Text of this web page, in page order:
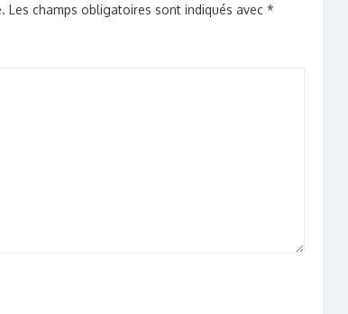
Les champs obligatoires sont indiqués avec *